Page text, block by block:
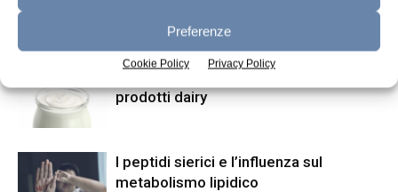
Preferenze
Cookie Policy Privacy Policy
ALTRO DALL'AUTORE
prodotti dairy
I peptidi sierici e l’influenza sul
metabolismo lipidico